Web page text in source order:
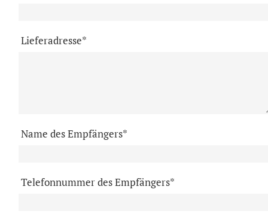
Lieferadresse*
Name des Empfängers*
Telefonnummer des Empfängers*